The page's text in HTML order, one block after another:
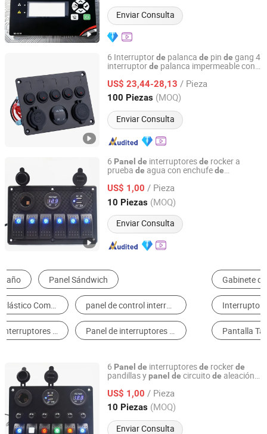
Enviar Consulta
6 Interruptorde palanca de pin de gang 4
interruptorde palanca impermeable con
con voltímetro ypanel decargador USB
dual para coche
US$ 23,44-28,13 / Pieza
100 Piezas (MOQ)
Enviar Consulta
YUEQING AIBEIKEN ELECTRIC CO., LTD.
Zhejiang, China Desde 2019
6 Panel de interruptoresde rocker a
prueba de agua con enchufede
Cargador USB dual, voltímetro, fusible
cuchilla para automóvil, barco,
motocicleta
US$ 1,00 / Pieza
10 Piezas (MOQ)
Enviar Consulta
Dongguan Maiyu Electronics Co., Ltd.
Guangdong, China Desde 2015
Gabinete de Distribución de Energía y Caja Interruptor de Butón
Interruptor de Membrana Aparamenta
Pantalla Táctil Interruptor Inteligente
6 Panel de interruptoresde rockerde
pandillas ypanel de circuitode aleación
decigarrillos, voltímetro y cargador USB
para coche, barco marino y motocicleta
US$ 1,00 / Pieza
10 Piezas (MOQ)
Enviar Consulta
Dongguan Maiyu Electronics Co., Ltd.
Guangdong, China Desde 2015